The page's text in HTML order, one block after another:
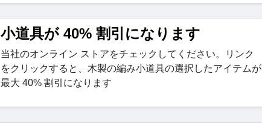
小道具が 40% 割引になります
当社のオンライン ストアをチェックしてください。リンク
をクリックすると、木製の編み小道具の選択したアイテムが
最大 40% 割引になります